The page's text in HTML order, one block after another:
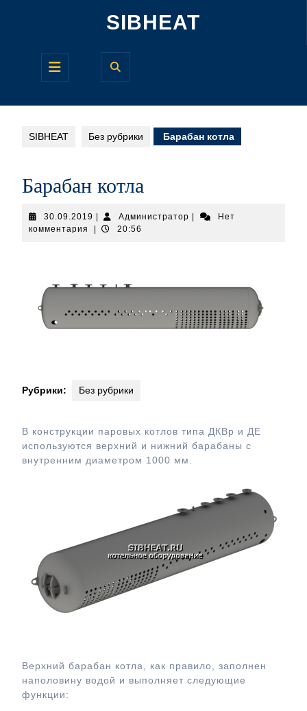
SIBHEAT
Кнопка
SIBHEAT Без рубрики Барабан котла
Барабан котла
30.09.2019 30.09.2019Администратор Администратор
Нет
комментария
20:56
Рубрики: Без рубрики
В конструкции паровых котлов типа ДКВр и ДЕ
используются верхний и нижний барабаны с
внутренним диаметром 1000 мм.
Верхний барабан котла, как правило, заполнен
наполовину водой и выполняет следующие
функции: